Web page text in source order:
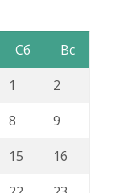
Сб
Вс
1
2
8
9
15
16